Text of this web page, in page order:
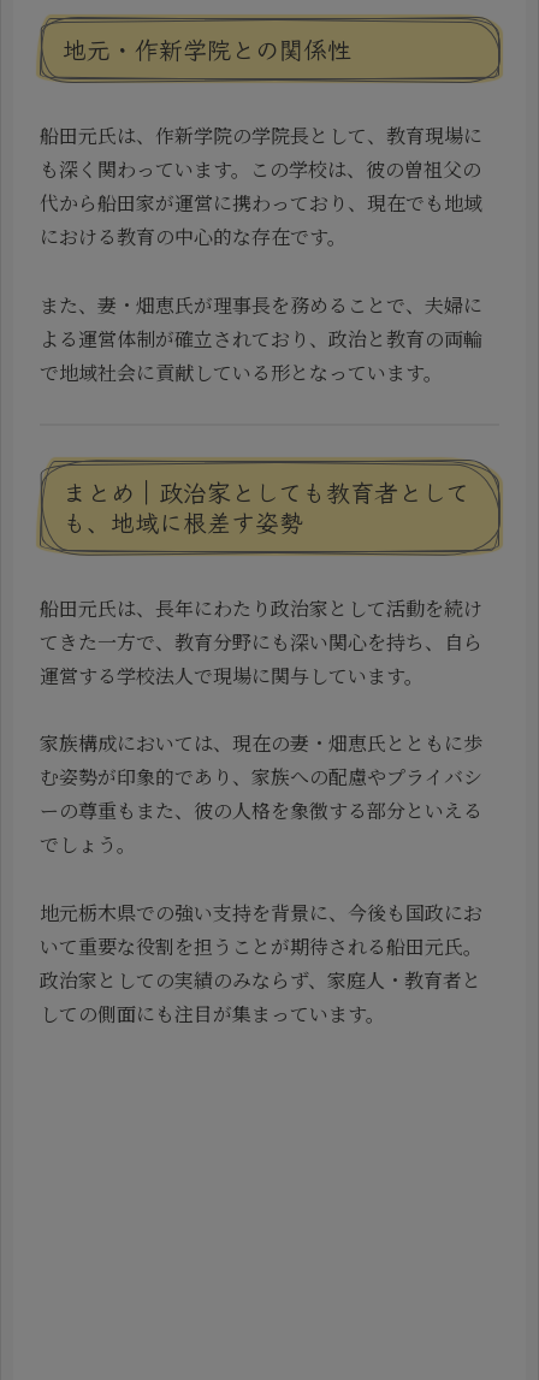
地元・作新学院との関係性
船田元氏は、作新学院の学院長として、教育現場に
も深く関わっています。この学校は、彼の曽祖父の
代から船田家が運営に携わっており、現在でも地域
における教育の中心的な存在です。
また、妻・畑恵氏が理事長を務めることで、夫婦に
よる運営体制が確立されており、政治と教育の両輪
で地域社会に貢献している形となっています。
まとめ｜政治家としても教育者として
も、地域に根差す姿勢
船田元氏は、長年にわたり政治家として活動を続け
てきた一方で、教育分野にも深い関心を持ち、自ら
運営する学校法人で現場に関与しています。
家族構成においては、現在の妻・畑恵氏とともに歩
む姿勢が印象的であり、家族への配慮やプライバシ
ーの尊重もまた、彼の人格を象徴する部分といえる
でしょう。
地元栃木県での強い支持を背景に、今後も国政にお
いて重要な役割を担うことが期待される船田元氏。
政治家としての実績のみならず、家庭人・教育者と
しての側面にも注目が集まっています。